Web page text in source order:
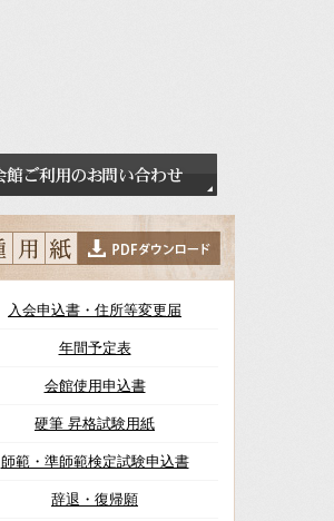
入会申込書・住所等変更届
年間予定表
会館使用申込書
硬筆 昇格試験用紙
師範・準師範検定試験申込書
辞退・復帰願